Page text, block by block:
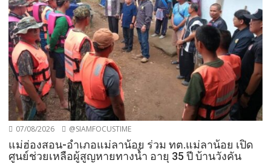
07/08/2026 @SIAMFOCUSTIME
แม่ฮ่องสอน-อำเภอแม่ลาน้อย ร่วม ทต.แม่ลาน้อย เปิด
ศูนย์ช่วยเหลือผู้สูญหายทางน้ำ อายุ 35 ปี บ้านวังคัน